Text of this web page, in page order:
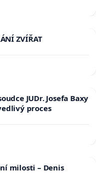
ZVÍŘAT
JUDr. Josefa Baxy
proces
milosti – Denis